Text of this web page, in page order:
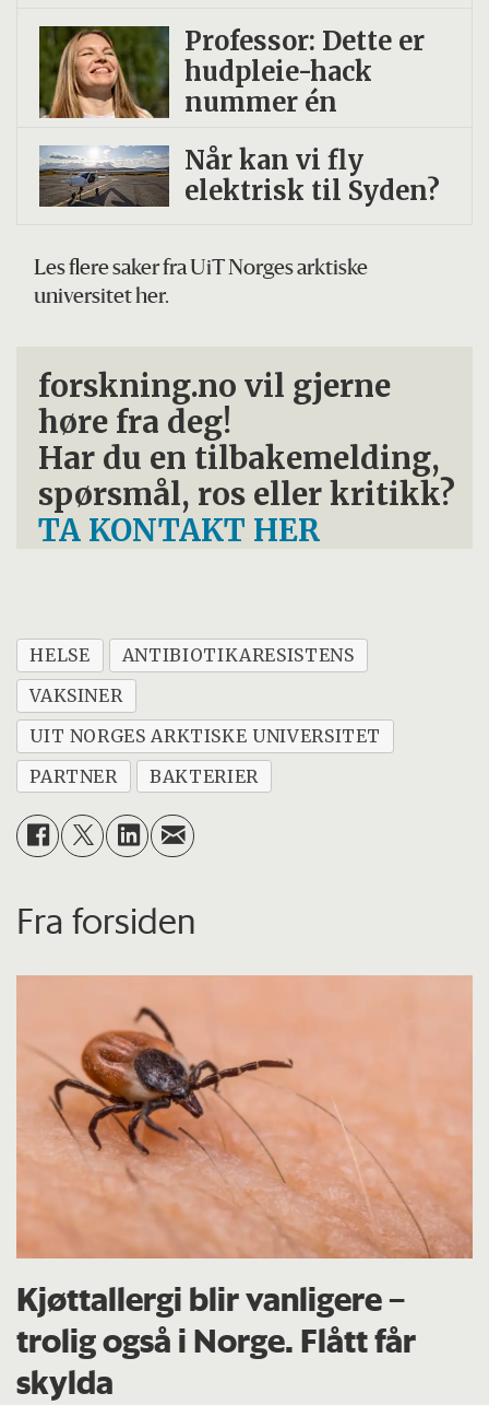
Professor: Dette er
hudpleie-hack
nummer én
Når kan vi fly
elektrisk til Syden?
Les flere saker fra UiT Norges arktiske
universitet her.
forskning.no vil gjerne
høre fra deg!
Har du en tilbakemelding,
spørsmål, ros eller kritikk?
TA KONTAKT HER
HELSE
ANTIBIOTIKARESISTENS
VAKSINER
UIT NORGES ARKTISKE UNIVERSITET
PARTNER
BAKTERIER
Fra forsiden
Kjøttallergi blir vanligere –
trolig også i Norge. Flått får
skylda